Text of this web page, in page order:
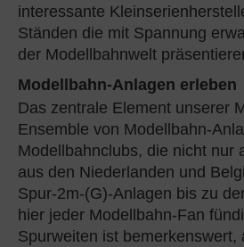
interessante
Ständen die mit Spannung
der Modellbahnwelt
Modellbahn-Anlagen erleben
Das zentrale Element unserer
Ensemble von Modellbahn-
Modellbahnclubs, die nicht nur
aus den Niederlanden und
Spur-2m-(G)-Anlagen bis zu
hier jeder Modellbahn-Fan
Spurweiten ist